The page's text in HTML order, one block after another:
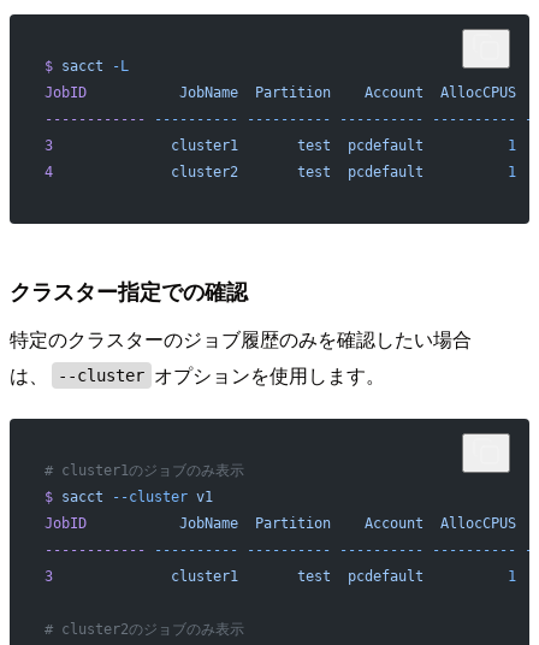
$ sacct -L
JobID
           JobName
  Partition
    Account
  AllocCPUS
------------ ---------- ---------- ---------- ----------
3
              cluster1
       test
  pcdefault
          1
4
              cluster2
       test
  pcdefault
          1
クラスター指定での確認
特定のクラスターのジョブ履歴のみを確認したい場合
は、
--cluster オプションを使用します。
# cluster1のジョブのみ表示
$ sacct --cluster v1
JobID
           JobName
  Partition
    Account
  AllocCPUS
------------ ---------- ---------- ---------- ----------
3
              cluster1
       test
  pcdefault
          1
# cluster2のジョブのみ表示